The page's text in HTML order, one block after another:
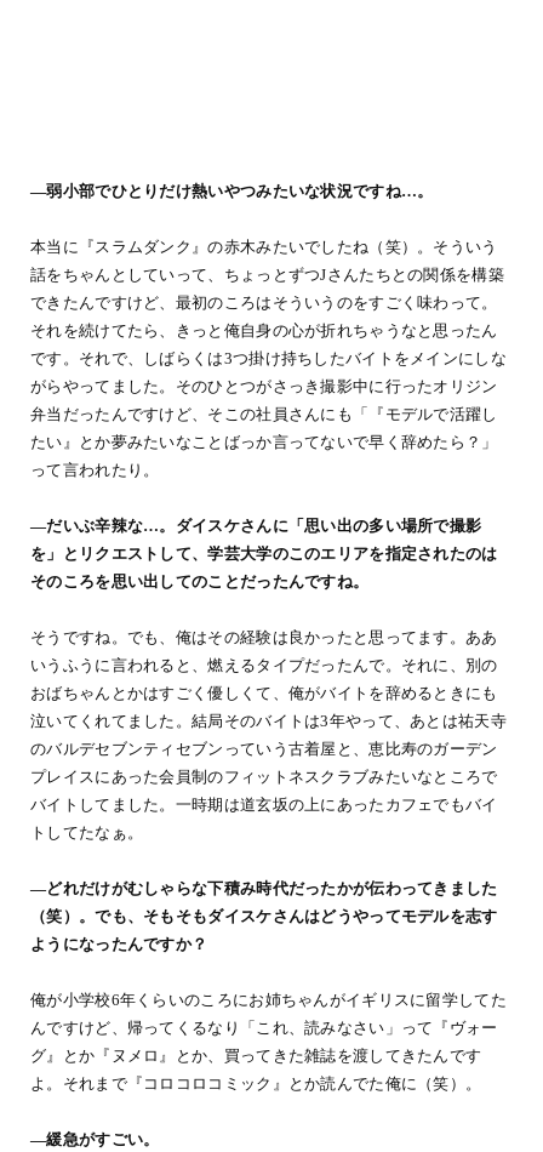
―弱小部でひとりだけ熱いやつみたいな状況ですね…。
本当に『スラムダンク』の赤木みたいでしたね（笑）。そういう
話をちゃんとしていって、ちょっとずつJさんたちとの関係を構築
できたんですけど、最初のころはそういうのをすごく味わって。
それを続けてたら、きっと俺自身の心が折れちゃうなと思ったん
です。それで、しばらくは3つ掛け持ちしたバイトをメインにしな
がらやってました。そのひとつがさっき撮影中に行ったオリジン
弁当だったんですけど、そこの社員さんにも「『モデルで活躍し
たい』とか夢みたいなことばっか言ってないで早く辞めたら？」
って言われたり。
―だいぶ辛辣な…。ダイスケさんに「思い出の多い場所で撮影
を」とリクエストして、学芸大学のこのエリアを指定されたのは
そのころを思い出してのことだったんですね。
そうですね。でも、俺はその経験は良かったと思ってます。ああ
いうふうに言われると、燃えるタイプだったんで。それに、別の
おばちゃんとかはすごく優しくて、俺がバイトを辞めるときにも
泣いてくれてました。結局そのバイトは3年やって、あとは祐天寺
のバルデセブンティセブンっていう古着屋と、恵比寿のガーデン
プレイスにあった会員制のフィットネスクラブみたいなところで
バイトしてました。一時期は道玄坂の上にあったカフェでもバイ
トしてたなぁ。
―どれだけがむしゃらな下積み時代だったかが伝わってきました
（笑）。でも、そもそもダイスケさんはどうやってモデルを志す
ようになったんですか？
俺が小学校6年くらいのころにお姉ちゃんがイギリスに留学してた
んですけど、帰ってくるなり「これ、読みなさい」って『ヴォー
グ』とか『ヌメロ』とか、買ってきた雑誌を渡してきたんです
よ。それまで『コロコロコミック』とか読んでた俺に（笑）。
―緩急がすごい。